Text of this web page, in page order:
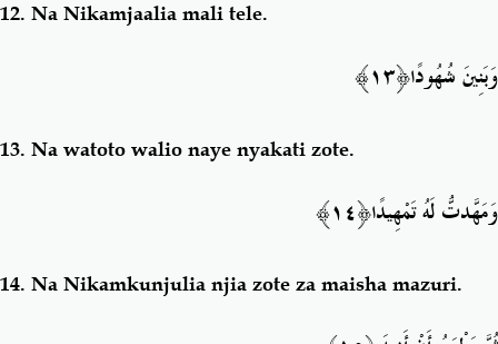
12. Na Nikamjaalia mali tele.
وَبَنِينَ شُهُودًا﴿١٣﴾
13. Na watoto walio naye nyakati zote.
وَمَهَّدتُّ لَهُ تَمْهِيدًا﴿١٤﴾
14. Na Nikamkunjulia njia zote za maisha mazuri.